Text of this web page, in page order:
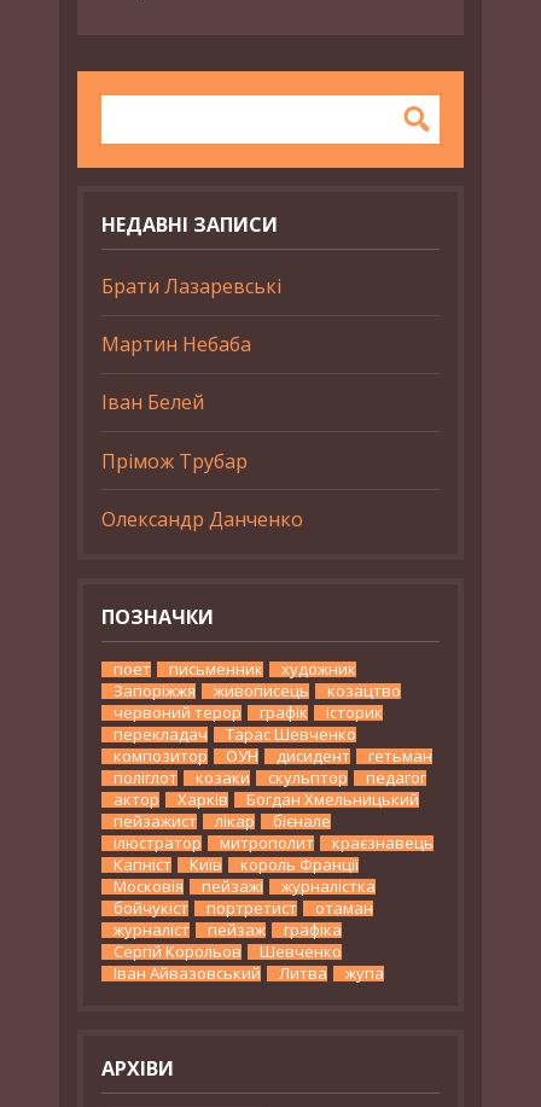
НЕДАВНІ ЗАПИСИ
Брати Лазаревські
Мартин Небаба
Іван Белей
Прімож Трубар
Олександр Данченко
ПОЗНАЧКИ
поет письменник
художник
Запоріжжя
живописець
козацтво
червоний терор
графік
історик
перекладач
Тарас Шевченко
композитор
ОУН дисидент
гетьман
поліглот
козаки скульптор
педагог
актор
Харків
Богдан Хмельницький
пейзажист
лікар
бієнале
ілюстратор
митрополит
краєзнавець
Капніст
Київ
король Франції
Московія
пейзажі
журналістка
бойчукіст
портретист
отаман
журналіст
пейзаж
графіка
Сергій Корольов
Шевченко
Іван Айвазовський
Литва жупа
АРХІВИ